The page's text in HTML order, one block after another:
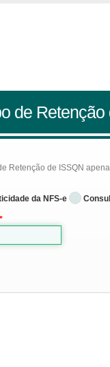
de Retenção
Retenção de ISSQN
da NFS-e